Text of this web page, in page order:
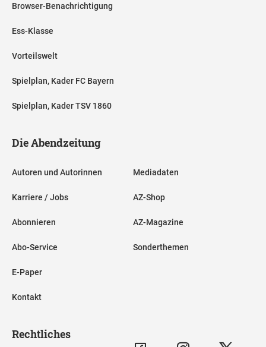
Browser-Benachrichtigung
Ess-Klasse
Vorteilswelt
Spielplan, Kader FC Bayern
Spielplan, Kader TSV 1860
Die Abendzeitung
Autoren und Autorinnen
Karriere / Jobs
Abonnieren
Abo-Service
E-Paper
Kontakt
Mediadaten
AZ-Shop
AZ-Magazine
Sonderthemen
Rechtliches